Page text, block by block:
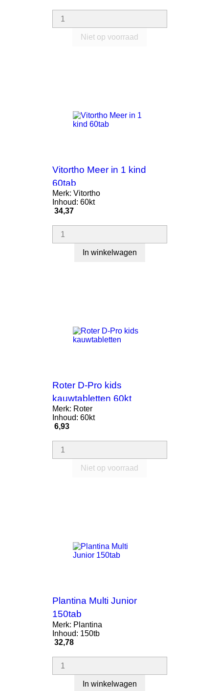
Niet op voorraad
Vitortho Meer in 1 kind
60tab
Merk: Vitortho
Inhoud: 60kt
Prijs
34,37
In winkelwagen
Roter D-Pro kids
kauwtabletten 60kt
Merk: Roter
Inhoud: 60kt
Prijs
6,93
Niet op voorraad
Plantina Multi Junior
150tab
Merk: Plantina
Inhoud: 150tb
Prijs
32,78
In winkelwagen